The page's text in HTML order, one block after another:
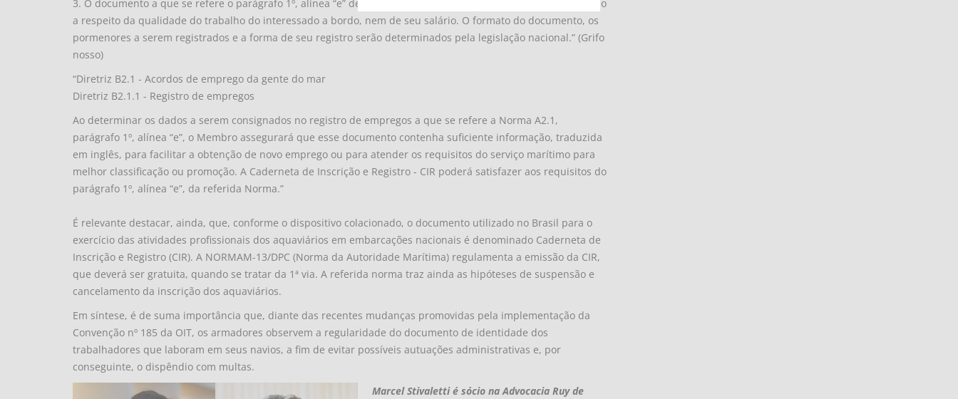
3. O documento a que se refere o parágrafo 1º, alínea “e” desta Norma não deverá conter nenhuma observação
a respeito da qualidade do trabalho do interessado a bordo, nem de seu salário. O formato do documento, os
pormenores a serem registrados e a forma de seu registro serão determinados pela legislação nacional.” (Grifo
nosso)
“Diretriz B2.1 - Acordos de emprego da gente do mar
Diretriz B2.1.1 - Registro de empregos
Ao determinar os dados a serem consignados no registro de empregos a que se refere a Norma A2.1,
parágrafo 1º, alínea “e”, o Membro assegurará que esse documento contenha suficiente informação, traduzida
em inglês, para facilitar a obtenção de novo emprego ou para atender os requisitos do serviço marítimo para
melhor classificação ou promoção. A Caderneta de Inscrição e Registro - CIR poderá satisfazer aos requisitos do
parágrafo 1º, alínea “e”, da referida Norma.”
É relevante destacar, ainda, que, conforme o dispositivo colacionado, o documento utilizado no Brasil para o
exercício das atividades profissionais dos aquaviários em embarcações nacionais é denominado Caderneta de
Inscrição e Registro (CIR). A NORMAM-13/DPC (Norma da Autoridade Marítima) regulamenta a emissão da CIR,
que deverá ser gratuita, quando se tratar da 1ª via. A referida norma traz ainda as hipóteses de suspensão e
cancelamento da inscrição dos aquaviários.
Em síntese, é de suma importância que, diante das recentes mudanças promovidas pela implementação da
Convenção nº 185 da OIT, os armadores observem a regularidade do documento de identidade dos
trabalhadores que laboram em seus navios, a fim de evitar possíveis autuações administrativas e, por
conseguinte, o dispêndio com multas.
Marcel Stivaletti é sócio na Advocacia Ruy de